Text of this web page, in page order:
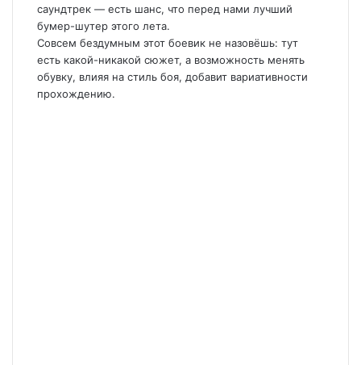
саундтрек — есть шанс, что перед нами лучший
бумер-шутер этого лета.
Совсем бездумным этот боевик не назовёшь: тут
есть какой-никакой сюжет, а возможность менять
обувку, влияя на стиль боя, добавит вариативности
прохождению.